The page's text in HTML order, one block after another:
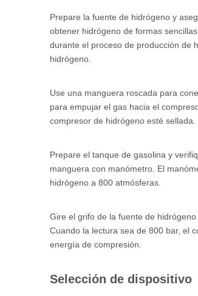
Prepare la fuente de hidrógeno y
obtener hidrógeno de formas
durante el proceso de producción de
hidrógeno.
Use una manguera roscada para
para empujar el gas hacia el
compresor de hidrógeno esté sellada.
Prepare el tanque de gasolina y
manguera con manómetro. El
hidrógeno a 800 atmósferas.
Gire el grifo de la fuente de
Cuando la lectura sea de 800 bar, el
energía de compresión.
Selección de dispositivo